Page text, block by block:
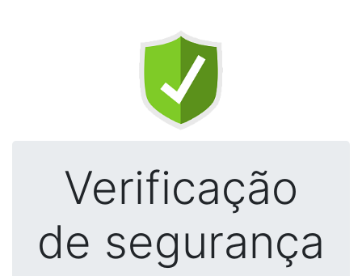
Verificação
de segurança